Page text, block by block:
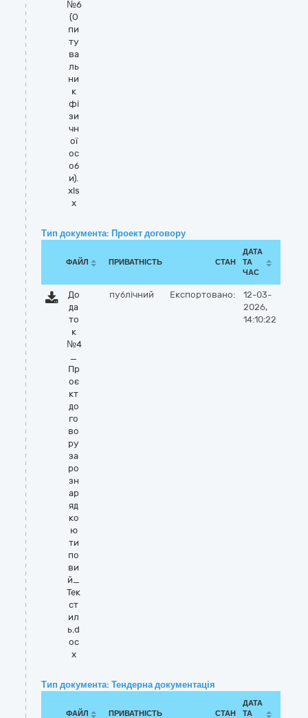
№6
(О
пи
ту
ва
ль
ни
к
фі
зи
чн
ої
ос
об
и).
xls
x
Тип документа: Проект договору
ФАЙЛ ПРИВАТНІСТЬ СТАН
ДАТА
ТА
ЧАС
До
да
то
к
№4
_
Пр
оє
кт
до
го
во
ру
за
ро
зн
ар
яд
ко
ю
ти
по
ви
й_
Тек
ст
ил
ь.d
oc
x
публічний Експортовано:
12-03-
2026,
14:10:22
Тип документа: Тендерна документація
ФАЙЛ ПРИВАТНІСТЬ СТАН
ДАТА
ТА